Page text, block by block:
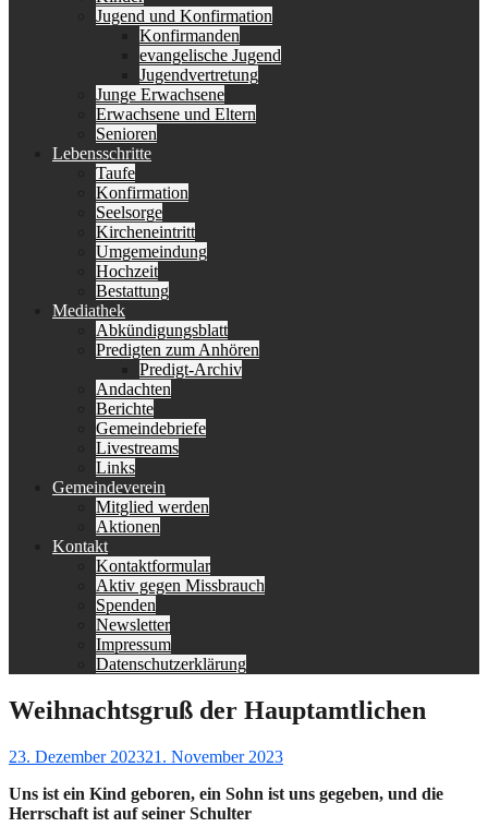
Jugend und Konfirmation
Konfirmanden
evangelische Jugend
Jugendvertretung
Junge Erwachsene
Erwachsene und Eltern
Senioren
Lebensschritte
Taufe
Konfirmation
Seelsorge
Kircheneintritt
Umgemeindung
Hochzeit
Bestattung
Mediathek
Abkündigungsblatt
Predigten zum Anhören
Predigt-Archiv
Andachten
Berichte
Gemeindebriefe
Livestreams
Links
Gemeindeverein
Mitglied werden
Aktionen
Kontakt
Kontaktformular
Aktiv gegen Missbrauch
Spenden
Newsletter
Impressum
Datenschutzerklärung
Weihnachtsgruß der Hauptamtlichen
Gepostet
23. Dezember 202321. November 2023
Uns ist ein Kind geboren, ein Sohn ist uns gegeben, und die
Herrschaft ist auf seiner Schulter